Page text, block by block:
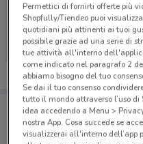
Ci dispiace, al
volantini nella tua
Porta
Puoi trovare le
salvarle e creare
dal tuo cellulare.
Permettici di fornirti offerte più
Shopfully/Tiendeo puoi
quotidiani più attinenti ai tuoi
possibile grazie ad una serie di
tue attività all'interno
come indicato nel paragrafo 2
abbiamo bisogno del tuo
Se dai il tuo consenso
tutto il mondo attraverso l’uso di
idea accedendo a Menu >
nostra App. Cosa succede se
visualizzerai all'interno